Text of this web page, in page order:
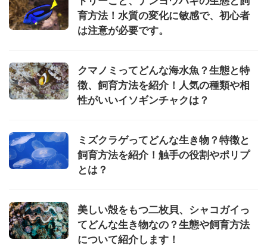
育方法！水質の変化に敏感で、初心者
は注意が必要です。
クマノミってどんな海水魚？生態と特
徴、飼育方法を紹介！人気の種類や相
性がいいイソギンチャクは？
ミズクラゲってどんな生き物？特徴と
飼育方法を紹介！触手の役割やポリプ
とは？
美しい殻をもつ二枚貝、シャコガイっ
てどんな生き物なの？生態や飼育方法
について紹介します！